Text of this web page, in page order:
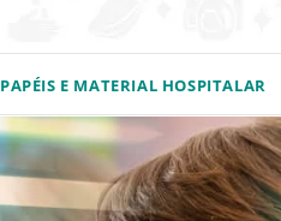
PAPÉIS E MATERIAL HOSPITALAR